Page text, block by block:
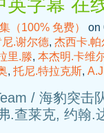
英字幕 在
（100% 免费）
on
尼.谢尔德, 杰西卡.帕
里.滕, 本杰明.卡维
, 托尼.特拉克斯,
/ 海豹突击
.查莱克, 约翰.